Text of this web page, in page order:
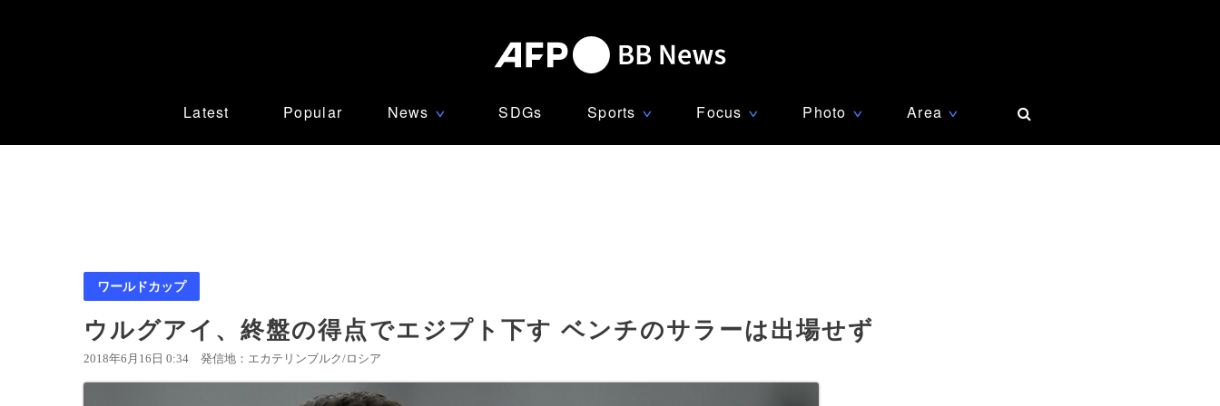
Latest Popular News ∨ SDGs Sports ∨ Focus ∨ Photo ∨ Area ∨
ワールドカップ
ウルグアイ、終盤の得点でエジプト下す ベンチのサラーは出場せず
2018年6月16日 0:34 発信地：エカテリンブルク/ロシア